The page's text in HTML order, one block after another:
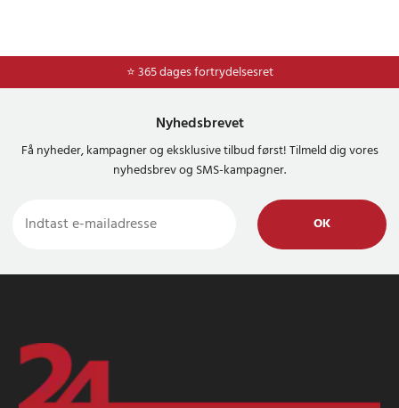
⭐ 365 dages fortrydelsesret
Nyhedsbrevet
Få nyheder, kampagner og eksklusive tilbud først! Tilmeld dig vores
nyhedsbrev og SMS-kampagner.
OK